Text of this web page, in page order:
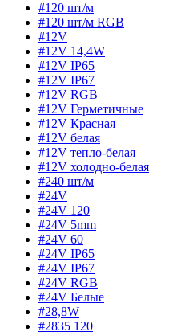
#120 шт/м
#120 шт/м RGB
#12V
#12V 14,4W
#12V IP65
#12V IP67
#12V RGB
#12V Герметичные
#12V Красная
#12V белая
#12V тепло-белая
#12V холодно-белая
#240 шт/м
#24V
#24V 120
#24V 5mm
#24V 60
#24V IP65
#24V IP67
#24V RGB
#24V Белые
#28,8W
#2835 120